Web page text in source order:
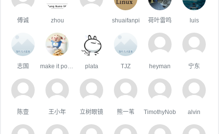
傅诚 zhou shuaifanpi 荷叶雷鸣 luis
志国 plata TJZ heyman 宁东
陈壹 王小年 立树眼镜 熊一苇 TimothyNob alvin